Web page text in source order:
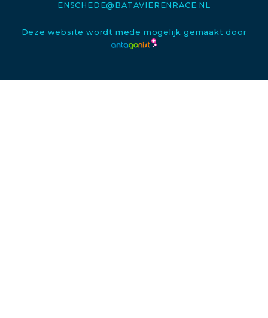
ENSCHEDE@BATAVIERENRACE.NL
Deze website wordt mede mogelijk gemaakt door